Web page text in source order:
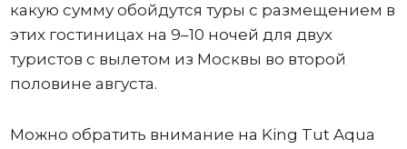
какую сумму обойдутся туры с размещением в
этих гостиницах на 9–10 ночей для двух
туристов с вылетом из Москвы во второй
половине августа.
Можно обратить внимание на King Tut Aqua